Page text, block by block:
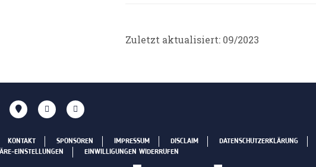
Zuletzt aktualisiert: 09/2023
KONTAKT SPONSOREN IMPRESSUM DISCLAIM DATENSCHUTZERKLÄRUNG
EINSTELLUNGEN
EINWILLIGUNGEN WIDERRUFEN